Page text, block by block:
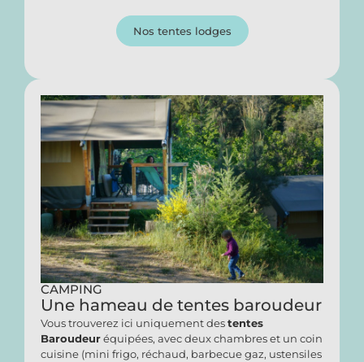
Nos tentes lodges
CAMPING
Une hameau de tentes baroudeur
Vous trouverez ici uniquement destentes
Baroudeuréquipées, avec deux chambres et un coin
cuisine (mini frigo, réchaud, barbecue gaz, ustensiles